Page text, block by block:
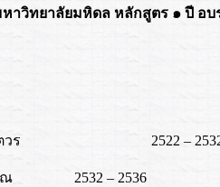
าวิทยาลัยมหิดล หลักสูตร ๑ ปี อ
า หริตวร 2522 –
2532 – 2536